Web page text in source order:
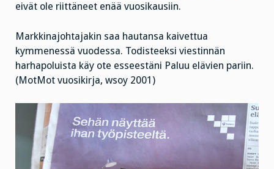
eivät ole riittäneet enää vuosikausiin.
Markkinajohtajakin saa hautansa kaivettua
kymmenessä vuodessa. Todisteeksi viestinnän
harhapoluista käy ote esseestäni Paluu elävien pariin.
(MotMot vuosikirja, wsoy 2001)